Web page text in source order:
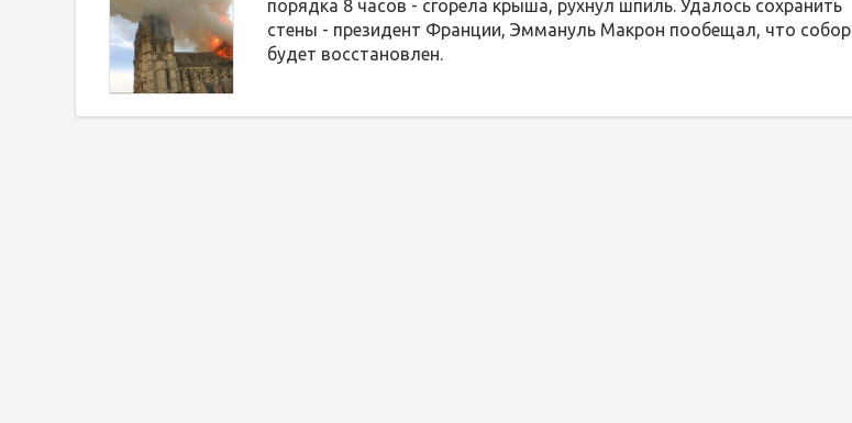
порядка 8 часов - сгорела крыша, рухнул шпиль. Удалось сохранить
стены - президент Франции, Эммануль Макрон пообещал, что собор
будет восстановлен.